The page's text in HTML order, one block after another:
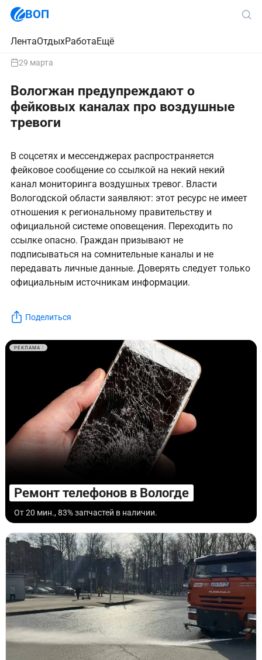
ВОП
ЛентаОтдыхРаботаЕщё
29 марта
Вологжан предупреждают о
фейковых каналах про воздушные
тревоги
В соцсетях и мессенджерах распространяется
фейковое сообщение со ссылкой на некий некий
канал мониторинга воздушных тревог. Власти
Вологодской области заявляют: этот ресурс не имеет
отношения к региональному правительству и
официальной системе оповещения. Переходить по
ссылке опасно. Граждан призывают не
подписываться на сомнительные каналы и не
передавать личные данные. Доверять следует только
официальным источникам информации.
Поделиться
РЕКЛАМА
Ремонт телефонов в Вологде
От 20 мин., 83% запчастей в наличии.